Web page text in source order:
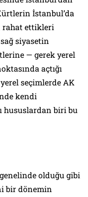
İstanbul’da
rahat ettikleri
siyasetin
— gerek yerel
açtığı
seçimlerde AK
kendi
hususlardan biri bu
olduğu gibi
bir dönemin